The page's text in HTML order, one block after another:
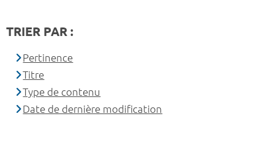
TRIER PAR :
Pertinence
Titre
Type de contenu
Date de dernière modification